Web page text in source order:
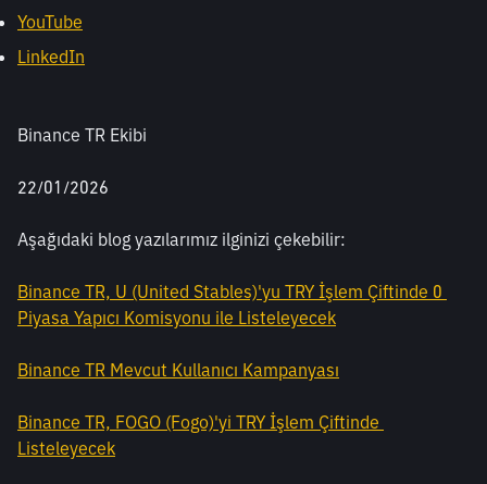
YouTube
LinkedIn
Binance TR Ekibi
22/01/2026
Aşağıdaki blog yazılarımız ilginizi çekebilir:
Binance TR, U (United Stables)'yu TRY İşlem Çiftinde 0
Piyasa Yapıcı Komisyonu ile Listeleyecek
Binance TR Mevcut Kullanıcı Kampanyası
Binance TR, FOGO (Fogo)'yi TRY İşlem Çiftinde
Listeleyecek